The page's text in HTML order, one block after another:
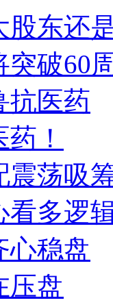
股东还
突破60
抗医药
！
震荡吸
看多逻
心稳盘
压盘